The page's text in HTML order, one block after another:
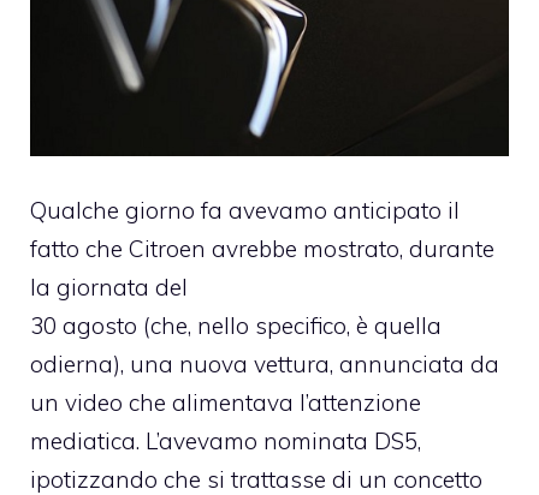
Qualche giorno fa avevamo anticipato il
fatto che Citroen avrebbe mostrato, durante
la giornata del
30 agosto (che, nello specifico, è quella
odierna), una nuova vettura, annunciata da
un video che alimentava l’attenzione
mediatica. L’avevamo nominata DS5,
ipotizzando che si trattasse di un concetto